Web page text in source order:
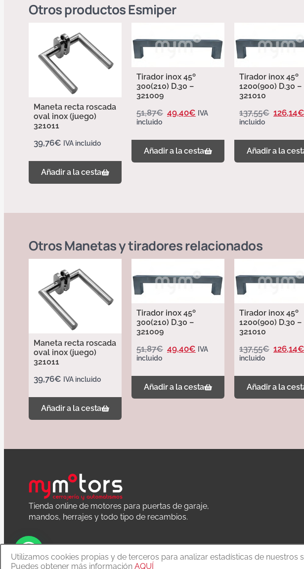
Otros productosEsmiper
Maneta recta roscada
oval inox (juego)
321011
39,76€ IVA incluido
Añadir a la cesta
Tirador inox 45º
300(210) D.30 –
321009
51,87€ 49,40€ IVA
incluido
Añadir a la cesta
Tirador inox 45º
1200(900) D.30 –
321010
137,55€ 126,14€
incluido
Añadir a la
OtrosManetas y tiradoresrelacionados
Maneta recta roscada
oval inox (juego)
321011
39,76€ IVA incluido
Añadir a la cesta
Tirador inox 45º
300(210) D.30 –
321009
51,87€ 49,40€ IVA
incluido
Añadir a la cesta
Tirador inox 45º
1200(900) D.30 –
321010
137,55€ 126,14€
incluido
Añadir a la
Tienda online de motores para puertas de garaje,
mandos, herrajes y todo tipo de recambios.
Copyright © 2020 MyMoTors cerrajería y automatismos
Utilizamos cookies propias y de terceros para analizar estadísticas de
Puedes obtener más información AQUÍ